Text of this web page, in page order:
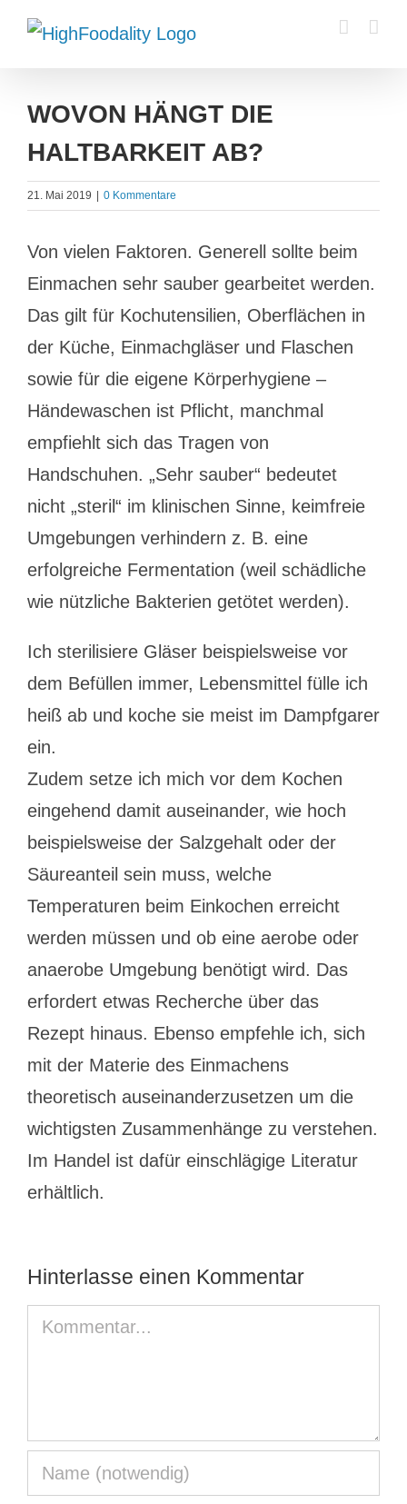
Zum
Inhalt
WOVON HÄNGT DIE
HALTBARKEIT AB?
21. Mai 2019 0 Kommentare
Von vielen Faktoren. Generell sollte beim
Einmachen sehr sauber gearbeitet werden.
Das gilt für Kochutensilien, Oberflächen in
der Küche, Einmachgläser und Flaschen
sowie für die eigene Körperhygiene –
Händewaschen ist Pflicht, manchmal
empfiehlt sich das Tragen von
Handschuhen. „Sehr sauber“ bedeutet
nicht „steril“ im klinischen Sinne, keimfreie
Umgebungen verhindern z. B. eine
erfolgreiche Fermentation (weil schädliche
wie nützliche Bakterien getötet werden).
Ich sterilisiere Gläser beispielsweise vor
dem Befüllen immer, Lebensmittel fülle ich
heiß ab und koche sie meist im Dampfgarer
ein.
Zudem setze ich mich vor dem Kochen
eingehend damit auseinander, wie hoch
beispielsweise der Salzgehalt oder der
Säureanteil sein muss, welche
Temperaturen beim Einkochen erreicht
werden müssen und ob eine aerobe oder
anaerobe Umgebung benötigt wird. Das
erfordert etwas Recherche über das
Rezept hinaus. Ebenso empfehle ich, sich
mit der Materie des Einmachens
theoretisch auseinanderzusetzen um die
wichtigsten Zusammenhänge zu verstehen.
Im Handel ist dafür einschlägige Literatur
erhältlich.
Hinterlasse einen Kommentar
Kommentar